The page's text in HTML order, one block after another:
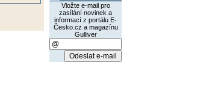
Vložte e-mail pro
zasílání novinek a
informací z portálu E-
Česko.cz a magazínu
Gulliver